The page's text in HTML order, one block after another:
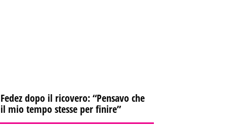
Fedez dopo il ricovero: “Pensavo che
il mio tempo stesse per finire”